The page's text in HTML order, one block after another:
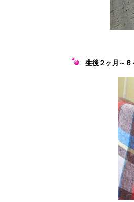
生後２ ヶ月～